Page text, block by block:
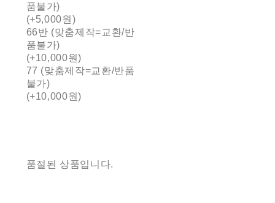
품불가)
(+5,000원)
66반 (맞춤제작=교환/반
품불가)
(+10,000원)
77 (맞춤제작=교환/반품
불가)
(+10,000원)
품절된 상품입니다.